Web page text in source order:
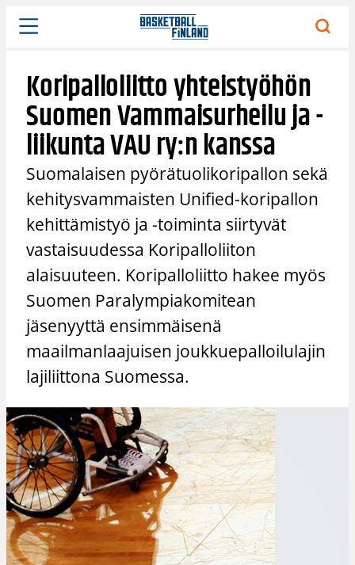
Siirry
sisältöön
Koripalloliitto yhteistyöhön
Suomen Vammaisurheilu ja -
liikunta VAU ry:n kanssa
Suomalaisen pyörätuolikoripallon sekä
kehitysvammaisten Unified-koripallon
kehittämistyö ja -toiminta siirtyvät
vastaisuudessa Koripalloliiton
alaisuuteen. Koripalloliitto hakee myös
Suomen Paralympiakomitean
jäsenyyttä ensimmäisenä
maailmanlaajuisen joukkuepalloilulajin
lajiliittona Suomessa.